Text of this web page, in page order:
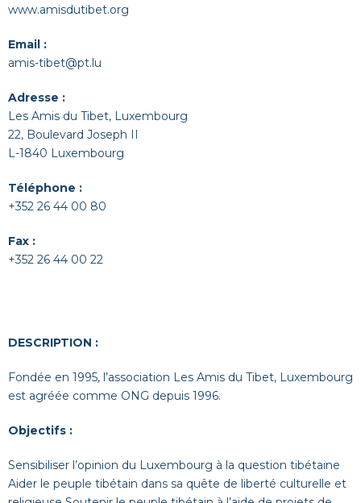
www.amisdutibet.org
Email :
amis-tibet@pt.lu
Adresse :
Les Amis du Tibet, Luxembourg
22, Boulevard Joseph II
L-1840 Luxembourg
Téléphone :
+352 26 44 00 80
Fax :
+352 26 44 00 22
DESCRIPTION :
Fondée en 1995, l’association Les Amis du Tibet, Luxembourg
est agréée comme ONG depuis 1996.
Objectifs :
Sensibiliser l’opinion du Luxembourg à la question tibétaine
Aider le peuple tibétain dans sa quête de liberté culturelle et